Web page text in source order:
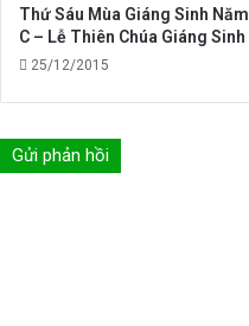
Thứ Sáu Mùa Giáng Sinh Năm
C – Lễ Thiên Chúa Giáng Sinh
25/12/2015
Gửi phản hồi